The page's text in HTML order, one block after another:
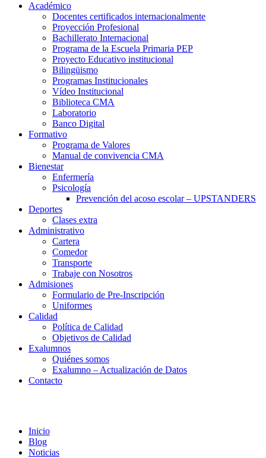
Académico
Docentes certificados internacionalmente
Proyección Profesional
Bachillerato Internacional
Programa de la Escuela Primaria PEP
Proyecto Educativo institucional
Bilingüismo
Programas Institucionales
Vídeo Institucional
Biblioteca CMA
Laboratorio
Banco Digital
Formativo
Programa de Valores
Manual de convivencia CMA
Bienestar
Enfermería
Psicología
Prevención del acoso escolar – UPSTANDERS
Deportes
Clases extra
Administrativo
Cartera
Comedor
Transporte
Trabaje con Nosotros
Admisiones
Formulario de Pre-Inscripción
Uniformes
Calidad
Política de Calidad
Objetivos de Calidad
Exalumnos
Quiénes somos
Exalumno – Actualización de Datos
Contacto
Inicio
Blog
Noticias